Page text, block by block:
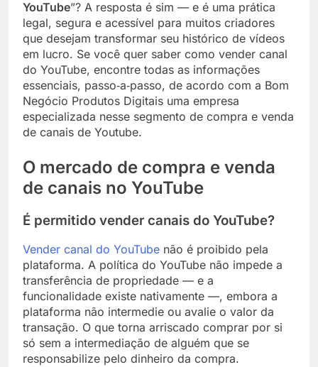
YouTube”? A resposta é sim — e é uma prática
legal, segura e acessível para muitos criadores
que desejam transformar seu histórico de vídeos
em lucro. Se você quer saber como vender canal
do YouTube, encontre todas as informações
essenciais, passo‑a‑passo, de acordo com a Bom
Negócio Produtos Digitais uma empresa
especializada nesse segmento de compra e venda
de canais de Youtube.
O mercado de compra e venda
de canais no YouTube
É permitido vender canais do YouTube?
Vender canal do YouTube não é proibido pela
plataforma. A política do YouTube não impede a
transferência de propriedade — e a
funcionalidade existe nativamente —, embora a
plataforma não intermedie ou avalie o valor da
transação. O que torna arriscado comprar por si
só sem a intermediação de alguém que se
responsabilize pelo dinheiro da compra.